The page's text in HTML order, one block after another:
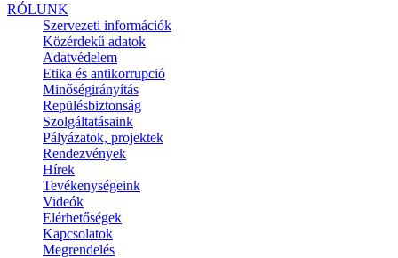
RÓLUNK
Szervezeti információk
Közérdekű adatok
Adatvédelem
Etika és antikorrupció
Minőségirányítás
Repülésbiztonság
Szolgáltatásaink
Pályázatok, projektek
Rendezvények
Hírek
Tevékenységeink
Videók
Elérhetőségek
Kapcsolatok
Megrendelés